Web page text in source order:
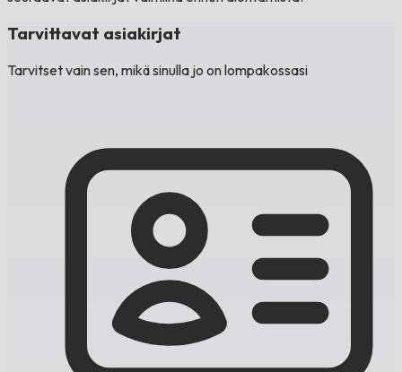
Tarvittavat asiakirjat
Tarvitset vain sen, mikä sinulla jo on lompakossasi